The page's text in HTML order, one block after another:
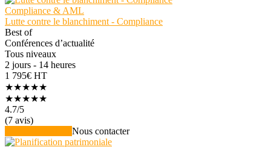
Compliance & AML
Lutte contre le blanchiment - Compliance
Best of
Conférences d’actualité
Tous niveaux
2 jours - 14 heures
1 795€ HT
★★★★★
★★★★★
4.7/5
(7 avis)
Nous contacter